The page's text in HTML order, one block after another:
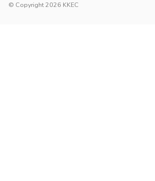
© Copyright 2026 KKEC